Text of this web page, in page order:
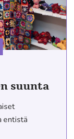
suunta
entistä